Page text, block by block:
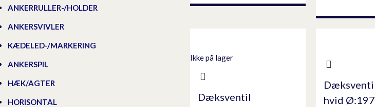
ANKERRULLER-/HOLDER
ANKERSVIVLER
KÆDELED-/MARKERING
ANKERSPIL
HÆK/AGTER
HORISONTAL
Ikke på lager
Dæksventil
hvid